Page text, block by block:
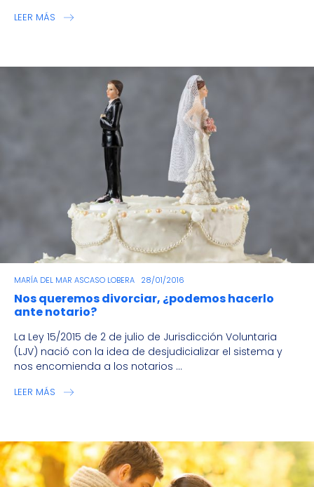
LEER MÁS
MARÍA DEL MAR ASCASO LOBERA 28/01/2016
Nos queremos divorciar, ¿podemos hacerlo
ante notario?
La Ley 15/2015 de 2 de julio de Jurisdicción Voluntaria
(LJV) nació con la idea de desjudicializar el sistema y
nos encomienda a los notarios ...
LEER MÁS